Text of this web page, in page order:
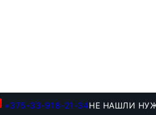
+375-33-918-21-34НЕ НАШЛИ